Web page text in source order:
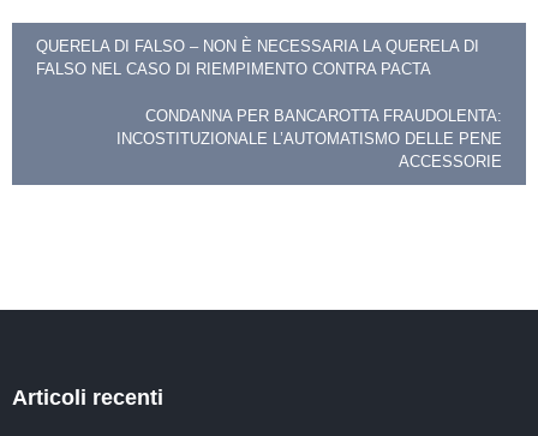
Navigazione
QUERELA DI FALSO – NON È NECESSARIA LA QUERELA DI
FALSO NEL CASO DI RIEMPIMENTO CONTRA PACTA
CONDANNA PER BANCAROTTA FRAUDOLENTA:
INCOSTITUZIONALE L’AUTOMATISMO DELLE PENE
ACCESSORIE
Articoli recenti